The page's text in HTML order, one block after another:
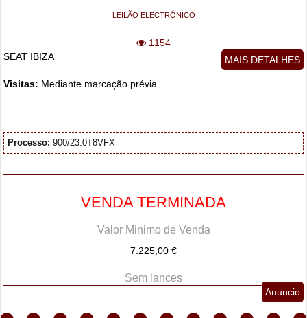
LEILÃO ELECTRÓNICO
1154
MAIS DETALHES
SEAT IBIZA
Visitas: Mediante marcação prévia
Processo: 900/23.0T8VFX
VENDA TERMINADA
Valor Minimo de Venda
7.225,00 €
Sem lances
Anuncio